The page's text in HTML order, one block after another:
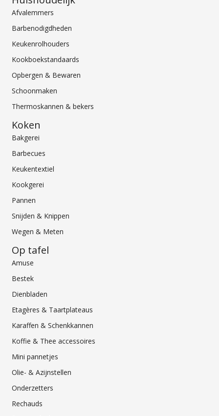
Afvalemmers
Barbenodigdheden
Keukenrolhouders
Kookboekstandaards
Opbergen & Bewaren
Schoonmaken
Thermoskannen & bekers
Koken
Bakgerei
Barbecues
Keukentextiel
Kookgerei
Pannen
Snijden & Knippen
Wegen & Meten
Op tafel
Amuse
Bestek
Dienbladen
Etagères & Taartplateaus
Karaffen & Schenkkannen
Koffie & Thee accessoires
Mini pannetjes
Olie- & Azijnstellen
Onderzetters
Rechauds